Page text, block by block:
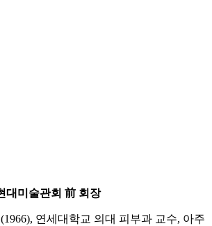
대미술관회 前 회장
연세대학교 의대 피부과 교수, 아주